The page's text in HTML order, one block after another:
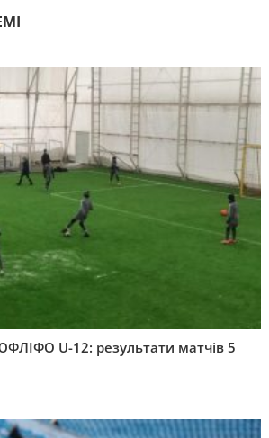
U-12: результати матчів 5